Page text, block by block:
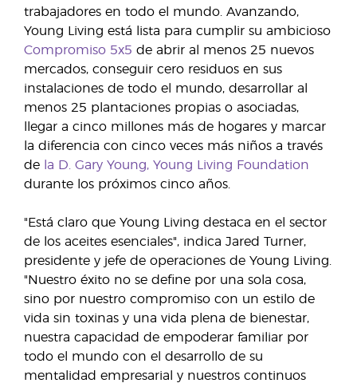
trabajadores en todo el mundo. Avanzando,
Young Living está lista para cumplir su ambicioso
Compromiso 5x5 de abrir al menos 25 nuevos
mercados, conseguir cero residuos en sus
instalaciones de todo el mundo, desarrollar al
menos 25 plantaciones propias o asociadas,
llegar a cinco millones más de hogares y marcar
la diferencia con cinco veces más niños a través
de la D. Gary Young, Young Living Foundation
durante los próximos cinco años.
"Está claro que Young Living destaca en el sector
de los aceites esenciales", indica Jared Turner,
presidente y jefe de operaciones de Young Living.
"Nuestro éxito no se define por una sola cosa,
sino por nuestro compromiso con un estilo de
vida sin toxinas y una vida plena de bienestar,
nuestra capacidad de empoderar familiar por
todo el mundo con el desarrollo de su
mentalidad empresarial y nuestros continuos